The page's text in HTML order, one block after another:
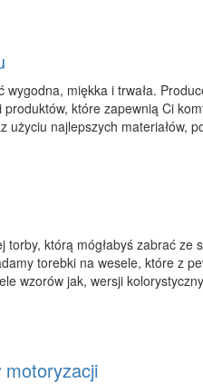
miękka i trwała.
które zapewnią Ci
najlepszych materiałów,
którą mógłabyś zabrać ze
torebki na wesele, które z
wzorów jak, wersji